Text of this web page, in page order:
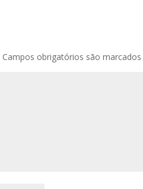
Campos obrigatórios são